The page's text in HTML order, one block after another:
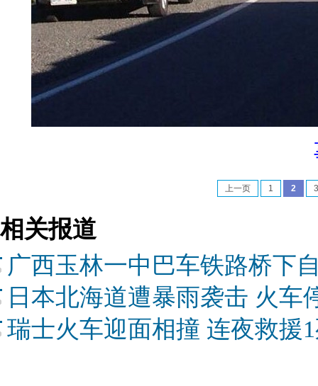
上一页 1 2 3
相关报道
广西玉林一中巴车铁路桥下
日本北海道遭暴雨袭击 火车
瑞士火车迎面相撞 连夜救援